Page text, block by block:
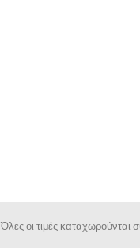
Όλες οι τιμές καταχωρούνται